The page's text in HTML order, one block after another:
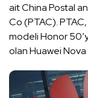
ait China Postal
Co (PTAC).
modeli Honor
olan Huawei Nova